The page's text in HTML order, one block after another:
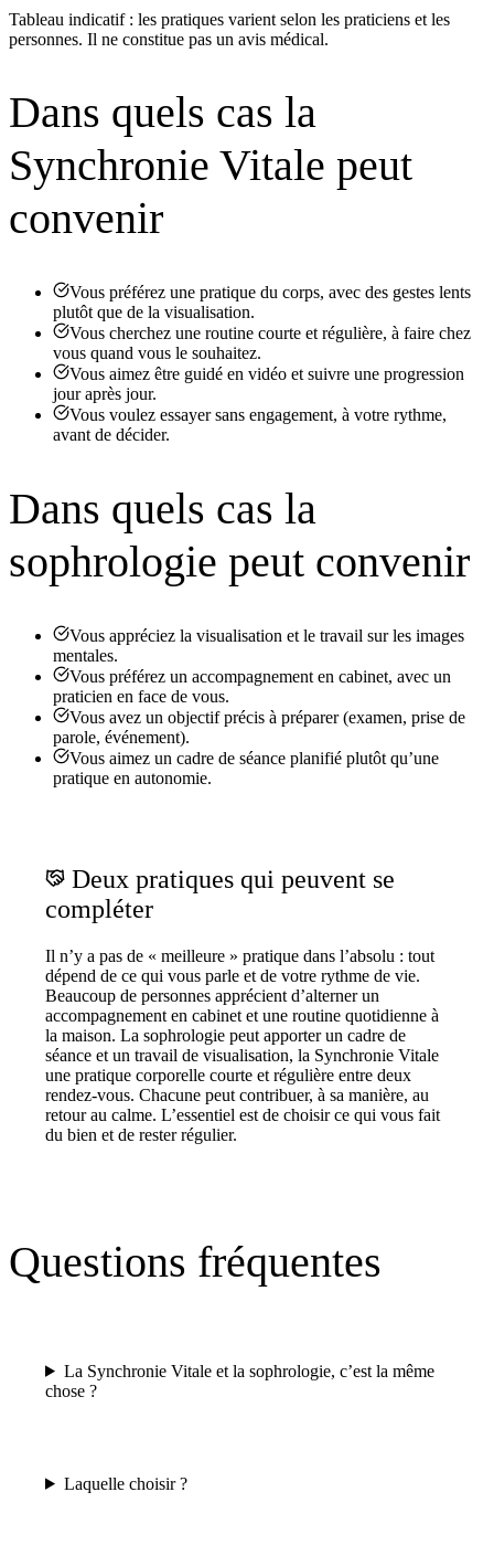
Tableau indicatif : les pratiques varient selon les praticiens et les
personnes. Il ne constitue pas un avis médical.
Dans quels cas la
Synchronie Vitale peut
convenir
Vous préférez une pratique du corps, avec des gestes lents
plutôt que de la visualisation.
Vous cherchez une routine courte et régulière, à faire chez
vous quand vous le souhaitez.
Vous aimez être guidé en vidéo et suivre une progression
jour après jour.
Vous voulez essayer sans engagement, à votre rythme,
avant de décider.
Dans quels cas la
sophrologie peut convenir
Vous appréciez la visualisation et le travail sur les images
mentales.
Vous préférez un accompagnement en cabinet, avec un
praticien en face de vous.
Vous avez un objectif précis à préparer (examen, prise de
parole, événement).
Vous aimez un cadre de séance planifié plutôt qu’une
pratique en autonomie.
Deux pratiques qui peuvent se
compléter
Il n’y a pas de « meilleure » pratique dans l’absolu : tout
dépend de ce qui vous parle et de votre rythme de vie.
Beaucoup de personnes apprécient d’alterner un
accompagnement en cabinet et une routine quotidienne à
la maison. La sophrologie peut apporter un cadre de
séance et un travail de visualisation, la Synchronie Vitale
une pratique corporelle courte et régulière entre deux
rendez-vous. Chacune peut contribuer, à sa manière, au
retour au calme. L’essentiel est de choisir ce qui vous fait
du bien et de rester régulier.
Questions fréquentes
La Synchronie Vitale et la sophrologie, c’est la même
chose ?
Laquelle choisir ?